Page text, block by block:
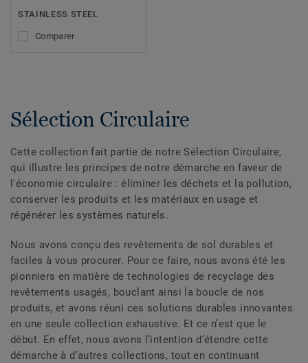
STAINLESS STEEL
Comparer
Sélection Circulaire
Cette collection fait partie de notre Sélection Circulaire,
qui illustre les principes de notre démarche en faveur de
l'économie circulaire : éliminer les déchets et la pollution,
conserver les produits et les matériaux en usage et
régénérer les systèmes naturels.
Nous avons conçu des revêtements de sol durables et
faciles à vous procurer. Pour ce faire, nous avons été les
pionniers en matière de technologies de recyclage des
revêtements usagés, bouclant ainsi la boucle de nos
produits, et avons réuni ces solutions durables innovantes
en une seule collection exhaustive. Et ce n’est que le
début. En effet, nous avons l’intention d’étendre cette
démarche à d’autres collections, tout en continuant